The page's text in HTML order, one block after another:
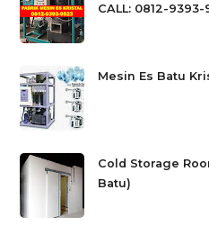
CALL: 0812-9393-
Mesin Es Batu
Cold Storage
Batu)